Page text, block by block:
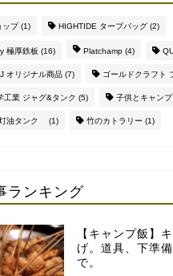
ップ(1) HIGHTIDE タープバッグ (2)
極厚鉄板 (16) Platchamp (4)
オリジナル商品 (7) ゴールドクラフト
工業 ジャグ&タンク (5) 子供とキャンプ
油タンク (1) 竹のカトラリー (1)
ランキング
【キャンプ飯】
げ。道具、下準
で。